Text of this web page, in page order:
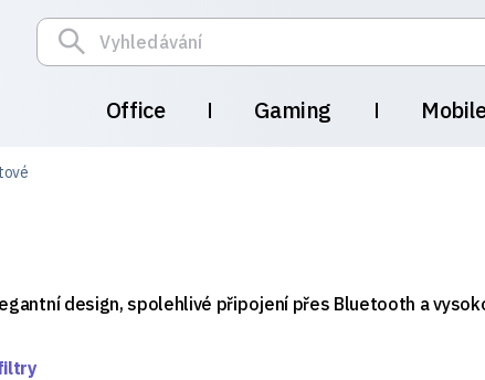
Office Gaming
design, spolehlivé připojení přes Bluetooth a